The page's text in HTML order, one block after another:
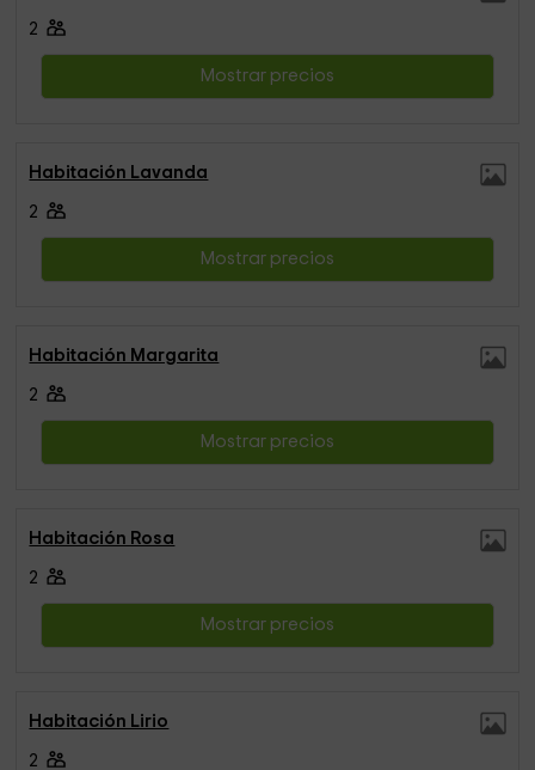
2
Mostrar precios
Habitación Lavanda
2
Mostrar precios
Habitación Margarita
2
Mostrar precios
Habitación Rosa
2
Mostrar precios
Habitación Lirio
2